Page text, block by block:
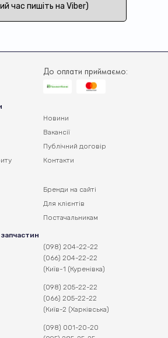
час пишіть на Viber)
До оплати приймаємо:
Новини
Вакансії
Публічний договір
Контакти
Бренди на сайті
Для клієнтів
Постачальникам
(098) 204-22-22
(066) 204-22-22
(Київ-1 (Куренівка)
(098) 205-22-22
(066) 205-22-22
(Київ-2 (Харківська)
(098) 001-20-20